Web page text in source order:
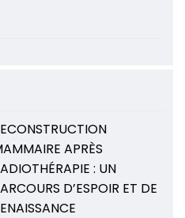
APRÈS
: UN
D’ESPOIR ET DE